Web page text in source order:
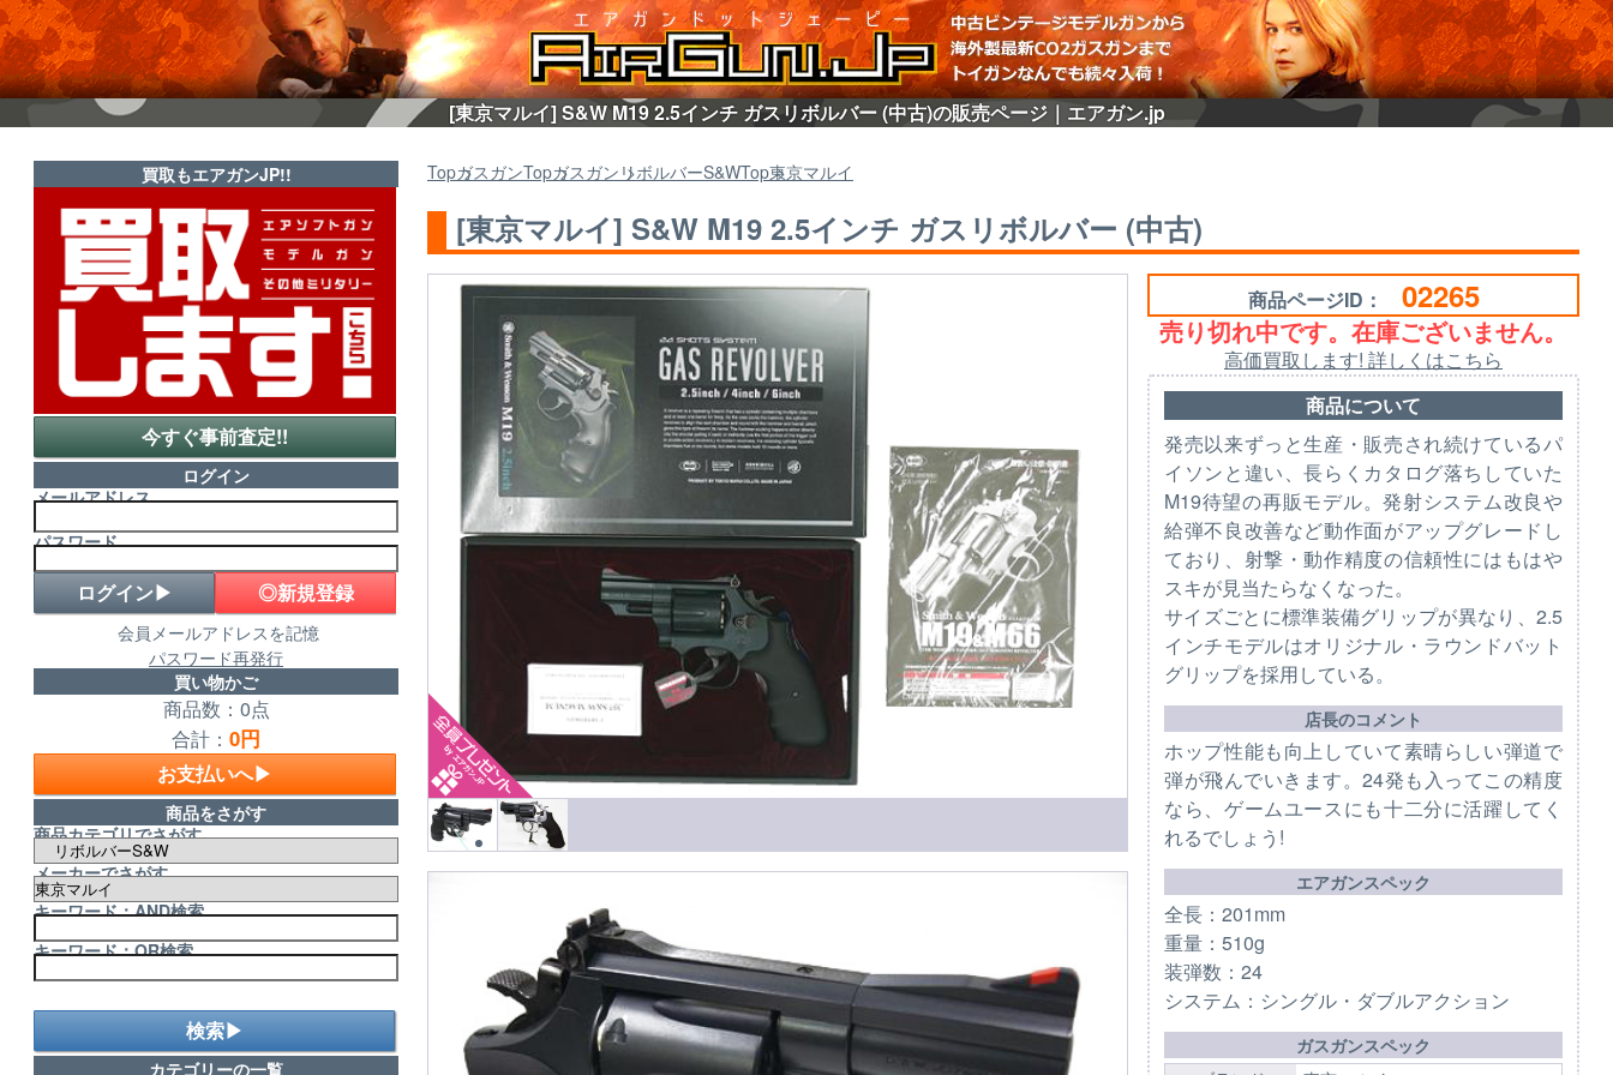
[東京マルイ] S&W M19 2.5インチ ガスリボルバー (中古)の販売ページ｜エアガン.jp
TopガスガンTopガスガン リボルバーS&WTop東京マルイ
[東京マルイ] S&W M19 2.5インチ ガスリボルバー (中古)
商品ページID： 02265
売り切れ中です。在庫ございません。
高価買取します! 詳しくはこちら
商品について
発売以来ずっと生産・販売され続けているパ
イソンと違い、長らくカタログ落ちしていた
M19待望の再販モデル。発射システム改良や
給弾不良改善など動作面がアップグレードし
ており、射撃・動作精度の信頼性にはもはや
スキが見当たらなくなった。
サイズごとに標準装備グリップが異なり、2.5
インチモデルはオリジナル・ラウンドバット
グリップを採用している。
店長のコメント
ホップ性能も向上していて素晴らしい弾道で
弾が飛んでいきます。24発も入ってこの精度
なら、ゲームユースにも十二分に活躍してく
れるでしょう!
エアガンスペック
全長：201mm
重量：510g
装弾数：24
システム：シングル・ダブルアクション
ガスガンスペック
買取もエアガンJP!!
今すぐ事前査定!!
ログイン
メールアドレス
パスワード
◎新規登録
会員メールアドレスを記憶
パスワード再発行
買い物かご
商品数：0点
合計： 0円
お支払いへ▶
商品をさがす
商品カテゴリでさがす
メーカーでさがす
キーワード：AND検索
キーワード：OR検索
検索▶
カテゴリーの一覧